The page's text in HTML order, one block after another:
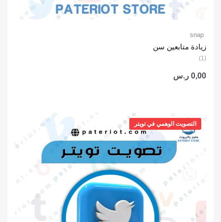
snap
زيادة متابعين سن
(1)
0,00 ر.س
التصويت الوهمي في تويتر